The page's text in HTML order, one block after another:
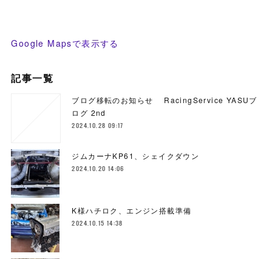
Google Mapsで表示する
記事一覧
ブログ移転のお知らせ RacingService YASUブ
ログ 2nd
2024.10.28 09:17
ジムカーナKP61、シェイクダウン
2024.10.20 14:06
K様ハチロク、エンジン搭載準備
2024.10.15 14:38